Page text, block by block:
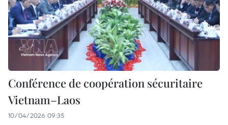
Conférence de coopération sécuritaire
Vietnam–Laos
10/04/2026 09:35